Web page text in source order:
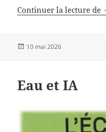
Continuer la lecture de
Publié
10 mai 2026
Eau et IA